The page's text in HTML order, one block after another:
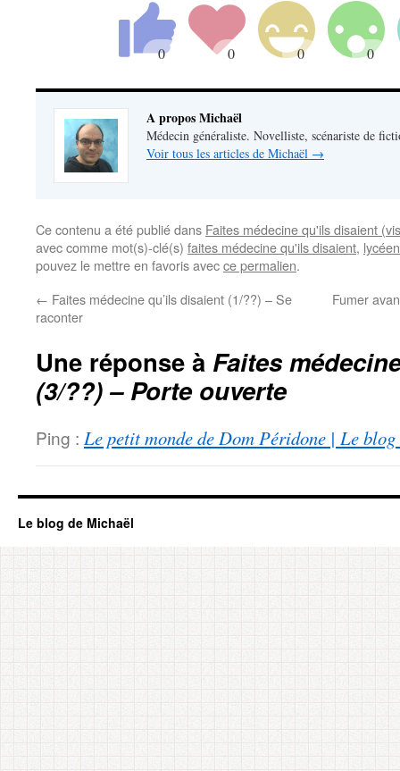
A propos Michaël
Médecin généraliste. Novelliste, scénariste de
Voir tous les articles de Michaël →
Ce contenu a été publié dans Faites médecine qu'ils disaient
avec comme mot(s)-clé(s) faites médecine qu'ils disaient, lycéen
pouvez le mettre en favoris avecce permalien.
← Faites médecine qu’ils disaient (1/??) – Se
raconter
Fumer
Une réponse à Faites
(3/??) – Porte ouverte
Ping : Le petit monde de Dom Péridone | Le
Le blog de Michaël